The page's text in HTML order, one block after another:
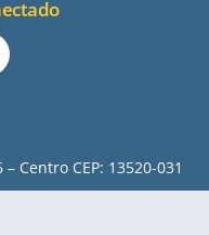
Centro CEP: 13520-031